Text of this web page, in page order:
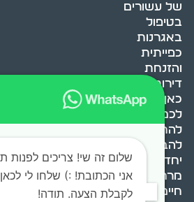
של עשורים
בטיפול
באגרנות
כפייתית
והזנחת
דירות, אנחנו
כאן כדי לעזור
לכם
להתמודד,
להבין ולשנות.
יחד, ניצור
מרחב
חיים בריא ומאוזן.
שלום זה שי! צריכים לפנות
אני הכתובת! :) שלחו לי
לקבלת הצעה. תודה!